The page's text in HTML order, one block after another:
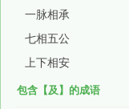
一脉相承
七相五公
上下相安
包含【及】的成语